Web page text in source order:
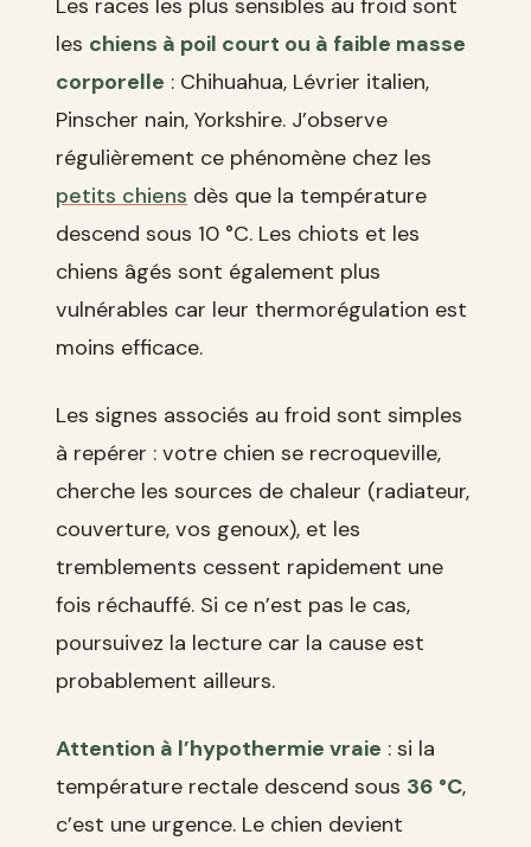
Les races les plus sensibles au froid sont
les chiens à poil court ou à faible masse
corporelle : Chihuahua, Lévrier italien,
Pinscher nain, Yorkshire. J’observe
régulièrement ce phénomène chez les
petits chiens dès que la température
descend sous 10 °C. Les chiots et les
chiens âgés sont également plus
vulnérables car leur thermorégulation est
moins efficace.
Les signes associés au froid sont simples
à repérer : votre chien se recroqueville,
cherche les sources de chaleur (radiateur,
couverture, vos genoux), et les
tremblements cessent rapidement une
fois réchauffé. Si ce n’est pas le cas,
poursuivez la lecture car la cause est
probablement ailleurs.
Attention à l’hypothermie vraie : si la
température rectale descend sous 36 °C,
c’est une urgence. Le chien devient